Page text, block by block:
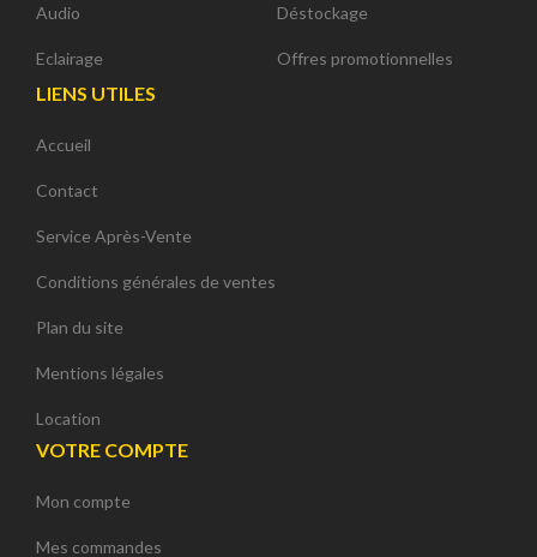
Audio
Eclairage
Déstockage
Offres promotionnelles
LIENS UTILES
Accueil
Contact
Service Après-Vente
Conditions générales de ventes
Plan du site
Mentions légales
Location
VOTRE COMPTE
Mon compte
Mes commandes